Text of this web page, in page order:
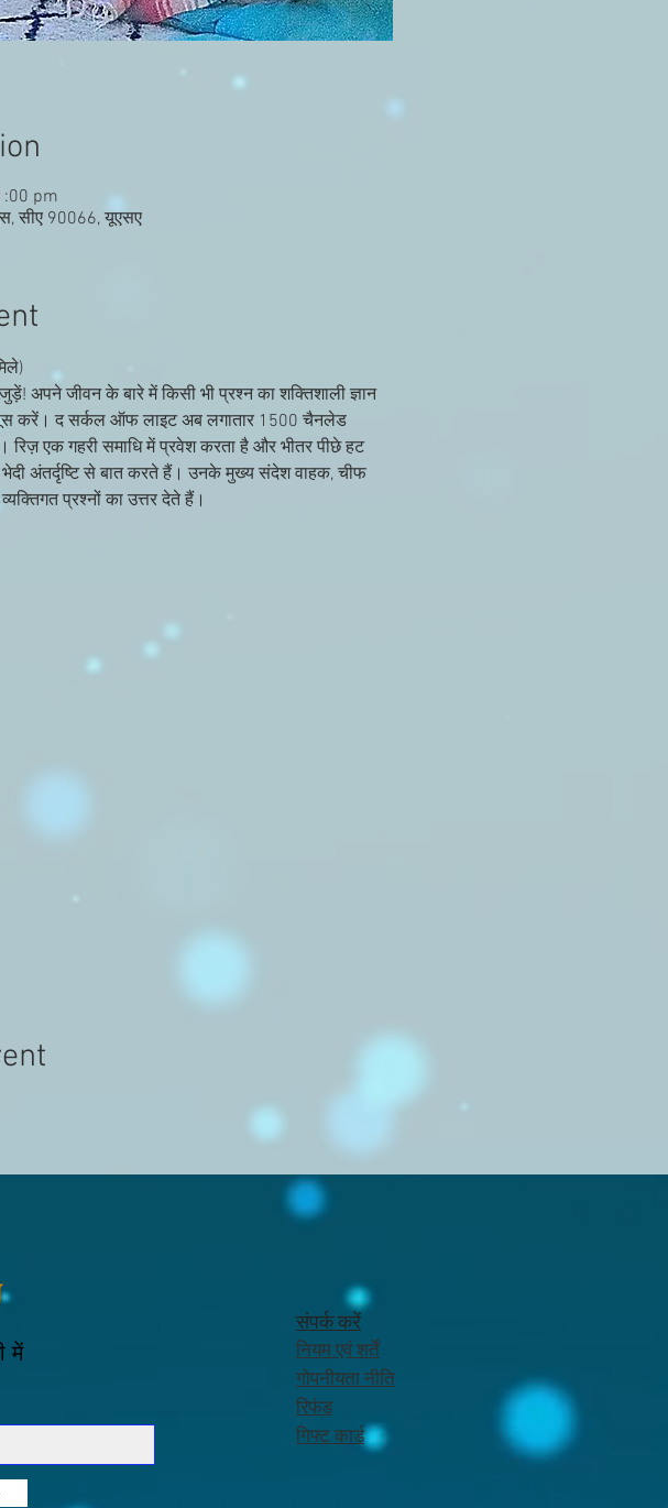
pm
सीए 90066, यूएसए
अपने जीवन के बारे में किसी भी प्रश्न का शक्तिशाली ज्ञान
करें। द सर्कल ऑफ लाइट अब लगातार 1500 चैनलेड
एक गहरी समाधि में प्रवेश करता है और भीतर पीछे हट
भेदी अंतर्दृष्टि से बात करते हैं। उनके मुख्य संदेश वाहक, चीफ
प्रश्नों का उत्तर देते हैं।
में
संपर्क करें
नियम एवं शर्तें
गोपनीयता नीति
रिफंड
गिफ्ट कार्ड